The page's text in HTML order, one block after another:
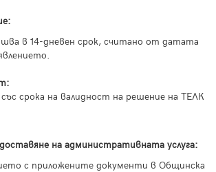
в 14-дневен срок, считано от датата
срока на валидност на решение на ТЕЛК
на административната услуга:
с приложените документи в Общинска